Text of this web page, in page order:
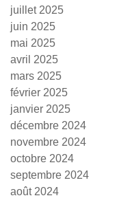
juillet 2025
juin 2025
mai 2025
avril 2025
mars 2025
février 2025
janvier 2025
décembre 2024
novembre 2024
octobre 2024
septembre 2024
août 2024